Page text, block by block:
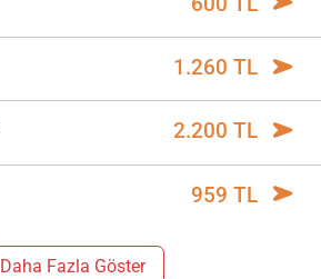
1.260 TL
2.200 TL
959 TL
Daha Fazla Göster